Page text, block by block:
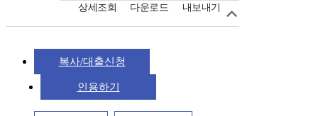
상세조회 다운로드 내보내기
복사/대출신청
인용하기